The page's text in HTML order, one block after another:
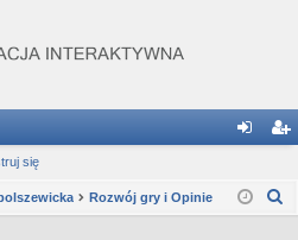
og ej
się
Rozwój gry i Opinie